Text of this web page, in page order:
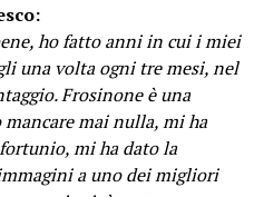
ho fatto anni in cui i miei
una volta ogni tre mesi, nel
Frosinone è una
mai nulla, mi ha
mi ha dato la
a uno dei migliori